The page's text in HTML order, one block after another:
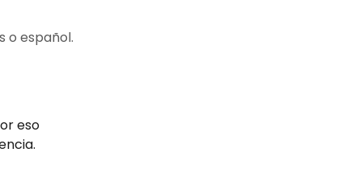
o español.
eso